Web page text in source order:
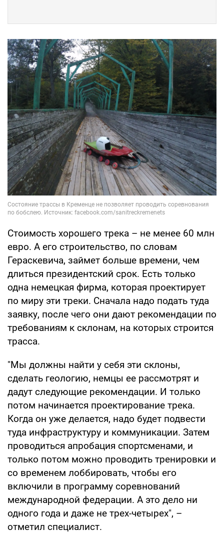
Стоимость хорошего трека – не менее 60 млн
евро. А его строительство, по словам
Гераскевича, займет больше времени, чем
длиться президентский срок. Есть только
одна немецкая фирма, которая проектирует
по миру эти треки. Сначала надо подать туда
заявку, после чего они дают рекомендации по
требованиям к склонам, на которых строится
трасса.
"Мы должны найти у себя эти склоны,
сделать геологию, немцы ее рассмотрят и
дадут следующие рекомендации. И только
потом начинается проектирование трека.
Когда он уже делается, надо будет подвести
туда инфраструктуру и коммуникации. Затем
проводиться апробация спортсменами, и
только потом можно проводить тренировки и
со временем лоббировать, чтобы его
включили в программу соревнований
международной федерации. А это дело ни
одного года и даже не трех-четырех", –
отметил специалист.